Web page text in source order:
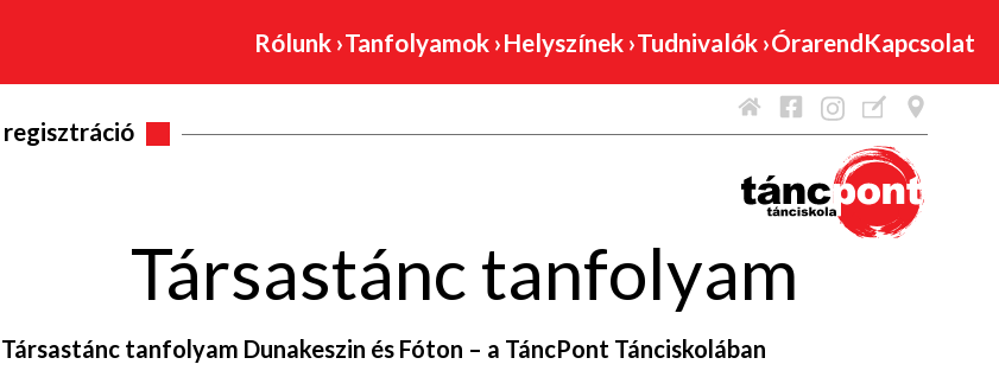
Rólunk ›Tanfolyamok ›Helyszínek ›Tudnivalók ›ÓrarendKapcsolat
regisztráció
Társastánc tanfolyam
Társastánc tanfolyam Dunakeszin és Fóton – a TáncPont Tánciskolában